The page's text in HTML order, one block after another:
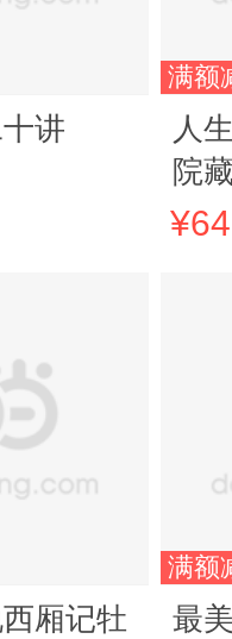
讲
厢记牡
满额
人
院
满额
最